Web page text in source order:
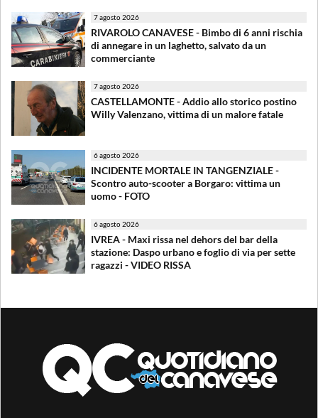
7 agosto 2026
RIVAROLO CANAVESE - Bimbo di 6 anni rischia
di annegare in un laghetto, salvato da un
commerciante
7 agosto 2026
CASTELLAMONTE - Addio allo storico postino
Willy Valenzano, vittima di un malore fatale
6 agosto 2026
INCIDENTE MORTALE IN TANGENZIALE -
Scontro auto-scooter a Borgaro: vittima un
uomo - FOTO
6 agosto 2026
IVREA - Maxi rissa nel dehors del bar della
stazione: Daspo urbano e foglio di via per sette
ragazzi - VIDEO RISSA